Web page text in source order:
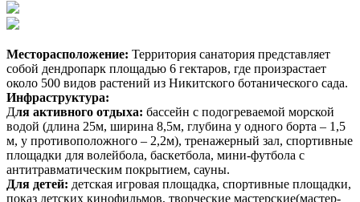
Месторасположение: Территория санатория представляет
собой дендропарк площадью 6 гектаров, где произрастает
около 500 видов растений из Никитского ботанического сада.
Инфраструктура:
Для активного отдыха: бассейн с подогреваемой морской
водой (длина 25м, ширина 8,5м, глубина у одного борта – 1,5
м, у противоположного – 2,2м), тренажерный зал, спортивные
площадки для волейбола, баскетбола, мини-футбола с
антитравматическим покрытием, сауны.
Для детей: детская игровая площадка, спортивные площадки,
показ детских кинофильмов, творческие мастерские(мастер-